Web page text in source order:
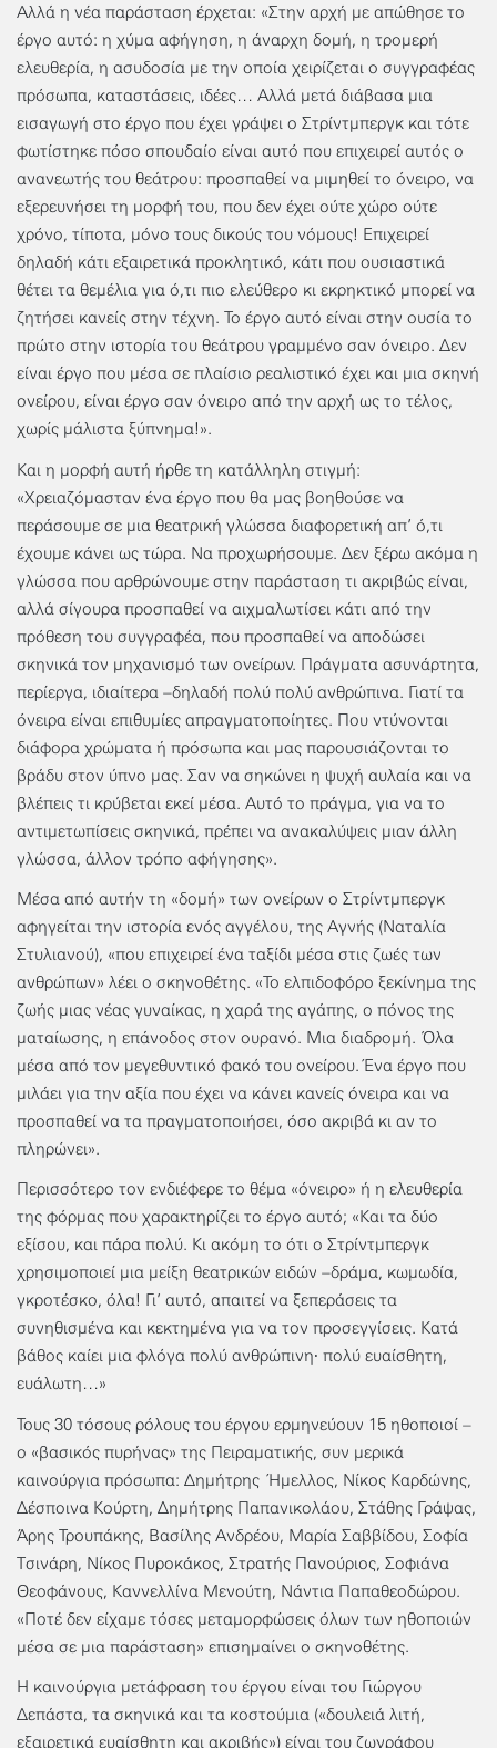
Αλλά η νέα παράσταση έρχεται: «Στην αρχή με απώθησε το
έργο αυτό: η χύμα αφήγηση, η άναρχη δομή, η τρομερή
ελευθερία, η ασυδοσία με την οποία χειρίζεται ο συγγραφέας
πρόσωπα, καταστάσεις, ιδέες… Αλλά μετά διάβασα μια
εισαγωγή στο έργο που έχει γράψει ο Στρίντμπεργκ και τότε
φωτίστηκε πόσο σπουδαίο είναι αυτό που επιχειρεί αυτός ο
ανανεωτής του θεάτρου: προσπαθεί να μιμηθεί το όνειρο, να
εξερευνήσει τη μορφή του, που δεν έχει ούτε χώρο ούτε
χρόνο, τίποτα, μόνο τους δικούς του νόμους! Επιχειρεί
δηλαδή κάτι εξαιρετικά προκλητικό, κάτι που ουσιαστικά
θέτει τα θεμέλια για ό,τι πιο ελεύθερο κι εκρηκτικό μπορεί να
ζητήσει κανείς στην τέχνη. Το έργο αυτό είναι στην ουσία το
πρώτο στην ιστορία του θεάτρου γραμμένο σαν όνειρο. Δεν
είναι έργο που μέσα σε πλαίσιο ρεαλιστικό έχει και μια σκηνή
ονείρου, είναι έργο σαν όνειρο από την αρχή ως το τέλος,
χωρίς μάλιστα ξύπνημα!».
Και η μορφή αυτή ήρθε τη κατάλληλη στιγμή:
«Χρειαζόμασταν ένα έργο που θα μας βοηθούσε να
περάσουμε σε μια θεατρική γλώσσα διαφορετική απ’ ό,τι
έχουμε κάνει ως τώρα. Να προχωρήσουμε. Δεν ξέρω ακόμα η
γλώσσα που αρθρώνουμε στην παράσταση τι ακριβώς είναι,
αλλά σίγουρα προσπαθεί να αιχμαλωτίσει κάτι από την
πρόθεση του συγγραφέα, που προσπαθεί να αποδώσει
σκηνικά τον μηχανισμό των ονείρων. Πράγματα ασυνάρτητα,
περίεργα, ιδιαίτερα –δηλαδή πολύ πολύ ανθρώπινα. Γιατί τα
όνειρα είναι επιθυμίες απραγματοποίητες. Που ντύνονται
διάφορα χρώματα ή πρόσωπα και μας παρουσιάζονται το
βράδυ στον ύπνο μας. Σαν να σηκώνει η ψυχή αυλαία και να
βλέπεις τι κρύβεται εκεί μέσα. Αυτό το πράγμα, για να το
αντιμετωπίσεις σκηνικά, πρέπει να ανακαλύψεις μιαν άλλη
γλώσσα, άλλον τρόπο αφήγησης».
Μέσα από αυτήν τη «δομή» των ονείρων ο Στρίντμπεργκ
αφηγείται την ιστορία ενός αγγέλου, της Αγνής (Ναταλία
Στυλιανού), «που επιχειρεί ένα ταξίδι μέσα στις ζωές των
ανθρώπων» λέει ο σκηνοθέτης. «Το ελπιδοφόρο ξεκίνημα της
ζωής μιας νέας γυναίκας, η χαρά της αγάπης, ο πόνος της
ματαίωσης, η επάνοδος στον ουρανό. Μια διαδρομή. Όλα
μέσα από τον μεγεθυντικό φακό του ονείρου. Ένα έργο που
μιλάει για την αξία που έχει να κάνει κανείς όνειρα και να
προσπαθεί να τα πραγματοποιήσει, όσο ακριβά κι αν το
πληρώνει».
Περισσότερο τον ενδιέφερε το θέμα «όνειρο» ή η ελευθερία
της φόρμας που χαρακτηρίζει το έργο αυτό; «Και τα δύο
εξίσου, και πάρα πολύ. Κι ακόμη το ότι ο Στρίντμπεργκ
χρησιμοποιεί μια μείξη θεατρικών ειδών –δράμα, κωμωδία,
γκροτέσκο, όλα! Γι’ αυτό, απαιτεί να ξεπεράσεις τα
συνηθισμένα και κεκτημένα για να τον προσεγγίσεις. Κατά
βάθος καίει μια φλόγα πολύ ανθρώπινη∙ πολύ ευαίσθητη,
ευάλωτη…»
Τους 30 τόσους ρόλους του έργου ερμηνεύουν 15 ηθοποιοί –
ο «βασικός πυρήνας» της Πειραματικής, συν μερικά
καινούργια πρόσωπα: Δημήτρης Ήμελλος, Νίκος Καρδώνης,
Δέσποινα Κούρτη, Δημήτρης Παπανικολάου, Στάθης Γράψας,
Άρης Τρουπάκης, Βασίλης Ανδρέου, Μαρία Σαββίδου, Σοφία
Τσινάρη, Νίκος Πυροκάκος, Στρατής Πανούριος, Σοφιάνα
Θεοφάνους, Καννελλίνα Μενούτη, Νάντια Παπαθεοδώρου.
«Ποτέ δεν είχαμε τόσες μεταμορφώσεις όλων των ηθοποιών
μέσα σε μια παράσταση» επισημαίνει ο σκηνοθέτης.
Η καινούργια μετάφραση του έργου είναι του Γιώργου
Δεπάστα, τα σκηνικά και τα κοστούμια («δουλειά λιτή,
εξαιρετικά ευαίσθητη και ακριβής») είναι του ζωγράφου